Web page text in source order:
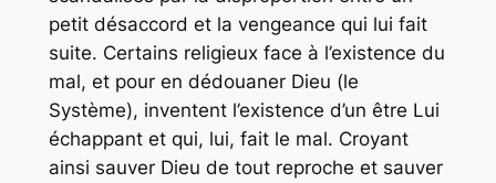
petit désaccord et la vengeance qui lui fait
suite. Certains religieux face à l’existence du
mal, et pour en dédouaner Dieu (le
Système), inventent l’existence d’un être Lui
échappant et qui, lui, fait le mal. Croyant
ainsi sauver Dieu de tout reproche et sauver